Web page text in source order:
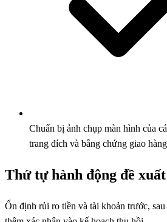
Chuẩn bị ảnh chụp màn hình của
trang đích và bằng chứng giao
Thứ tự hành động đề xuất
Ổn định rủi ro tiền và tài khoản trước,